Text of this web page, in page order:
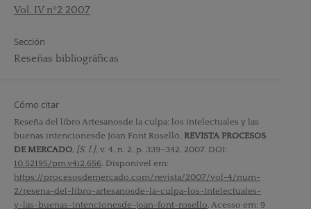
Vol. IV nº2 2007
Sección
Reseñas bibliográficas
Cómo citar
Reseña del libro Artesanosde la culpa: los intelectuales y las
buenas intencionesde Joan Font Roselló. REVISTA PROCESOS
DE MERCADO, [S. l.], v. 4, n. 2, p. 339–342, 2007. DOI:
10.52195/pm.v4i2.656. Disponível em:
https://procesosdemercado.com/revista/2007/vol-4/num-
2/resena-del-libro-artesanosde-la-culpa-los-intelectuales-
y-las-buenas-intencionesde-joan-font-rosello . Acesso em: 9